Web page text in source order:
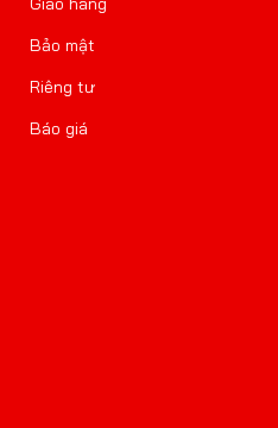
Bảo mật
Riêng tư
Báo giá